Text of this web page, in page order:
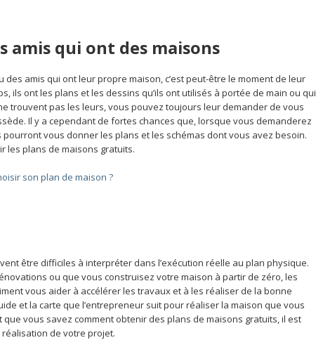
amis qui ont des maisons
des amis qui ont leur propre maison, c’est peut-être le moment de leur
ils ont les plans et les dessins qu’ils ont utilisés à portée de main ou qui
trouvent pas les leurs, vous pouvez toujours leur demander de vous
Il y a cependant de fortes chances que, lorsque vous demanderez
pourront vous donner les plans et les schémas dont vous avez besoin.
les plans de maisons gratuits.
son plan de maison ?
être difficiles à interpréter dans l’exécution réelle au plan physique.
ou que vous construisez votre maison à partir de zéro, les
vous aider à accélérer les travaux et à les réaliser de la bonne
et la carte que l’entrepreneur suit pour réaliser la maison que vous
vous savez comment obtenir des plans de maisons gratuits, il est
de votre projet.